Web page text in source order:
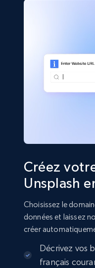
Créez
Unsplash
Choisissez le
données et laissez
créer
Décrivez vos
français